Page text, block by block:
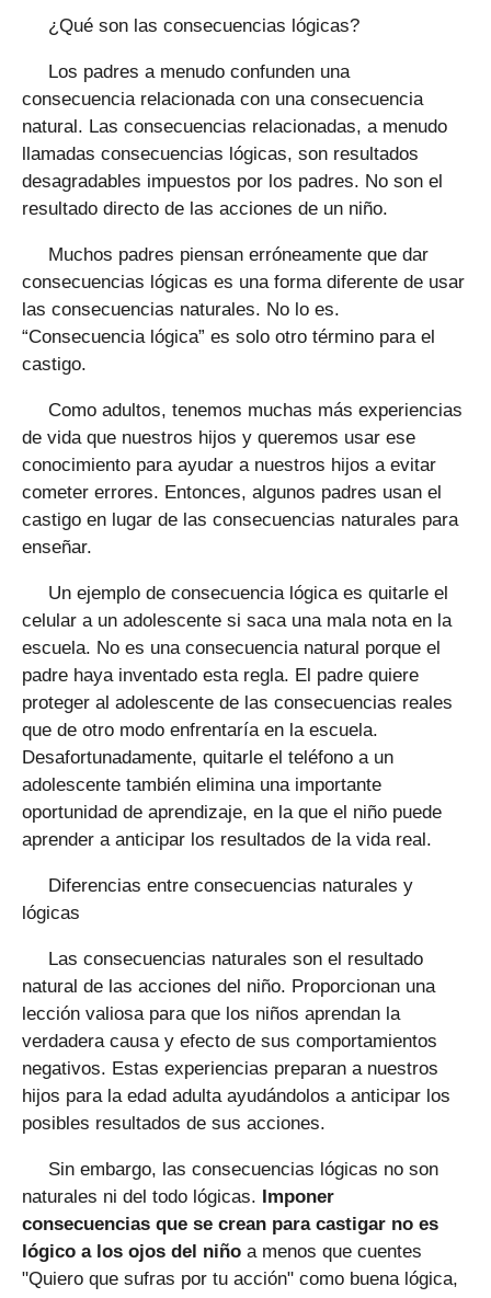
¿Qué son las consecuencias lógicas?
Los padres a menudo confunden una
consecuencia relacionada con una consecuencia
natural. Las consecuencias relacionadas, a menudo
llamadas consecuencias lógicas, son resultados
desagradables impuestos por los padres. No son el
resultado directo de las acciones de un niño.
Muchos padres piensan erróneamente que dar
consecuencias lógicas es una forma diferente de usar
las consecuencias naturales. No lo es.
“Consecuencia lógica” es solo otro término para el
castigo.
Como adultos, tenemos muchas más experiencias
de vida que nuestros hijos y queremos usar ese
conocimiento para ayudar a nuestros hijos a evitar
cometer errores. Entonces, algunos padres usan el
castigo en lugar de las consecuencias naturales para
enseñar.
Un ejemplo de consecuencia lógica es quitarle el
celular a un adolescente si saca una mala nota en la
escuela. No es una consecuencia natural porque el
padre haya inventado esta regla. El padre quiere
proteger al adolescente de las consecuencias reales
que de otro modo enfrentaría en la escuela.
Desafortunadamente, quitarle el teléfono a un
adolescente también elimina una importante
oportunidad de aprendizaje, en la que el niño puede
aprender a anticipar los resultados de la vida real.
Diferencias entre consecuencias naturales y
lógicas
Las consecuencias naturales son el resultado
natural de las acciones del niño. Proporcionan una
lección valiosa para que los niños aprendan la
verdadera causa y efecto de sus comportamientos
negativos. Estas experiencias preparan a nuestros
hijos para la edad adulta ayudándolos a anticipar los
posibles resultados de sus acciones.
Sin embargo, las consecuencias lógicas no son
naturales ni del todo lógicas.
Imponer
consecuencias que se crean para castigar no es
lógico a los ojos del niño a menos que cuentes
"Quiero que sufras por tu acción" como buena lógica,